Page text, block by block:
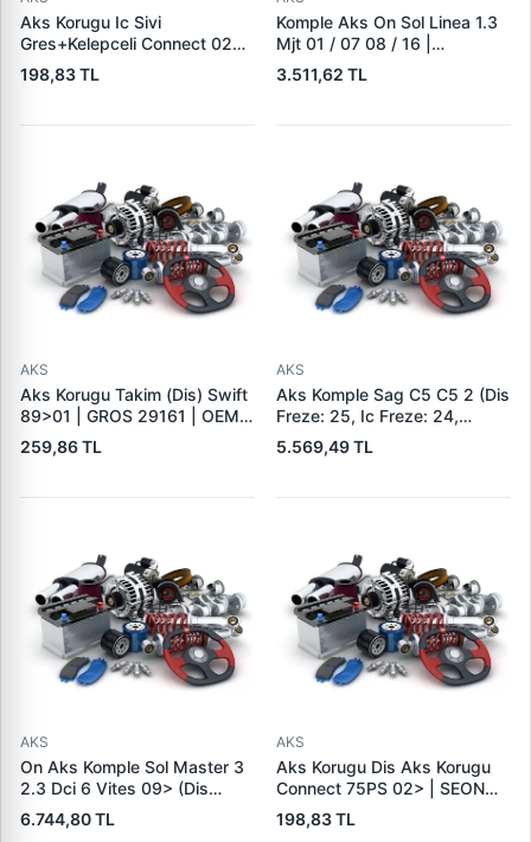
Aks Korugu Ic Sivi
Gres+Kelepceli Connect 02>
1.8TDCI 75HP | SEON
SK2214-SK2224 | OEM 2T14
198,83 TL
Komple Aks On Sol Linea 1.3
Mjt 01 / 07 08 / 16 |
FORMPART 14380041/S |
OEM 51816764
3.511,62 TL
AKS
Aks Korugu Takim (Dis) Swift
89>01 | GROS 29161 | OEM
4411986060 4411986061
259,86 TL
AKS
Aks Komple Sag C5 C5 2 (Dis
Freze: 25, Ic Freze: 24,
Boy:936MM, Conta Capi:
58,5) DV6 (1,6HDI) EW7A
| OEM 32738G
5.569,49 TL
AKS
On Aks Komple Sol Master 3
2.3 Dci 6 Vites 09> (Dis
Freze:31 Ic Freze:39
Uzunluk:743) | ANKA
6.744,80 TL
AKS
Aks Korugu Dis Aks Korugu
Connect 75PS 02> | SEON
SK2211 | OEM 2T14 4A084
CA 4371803
198,83 TL